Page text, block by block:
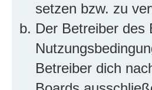
setzen bzw. zu
Der Betreiber des
Betreiber dich